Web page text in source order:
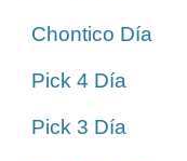
Chontico Día
Pick 4 Día
Pick 3 Día